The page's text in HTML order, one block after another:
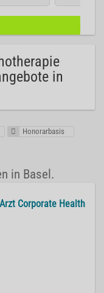
in
Honorarbasis
in Basel.
Cor­po­ra­te He­alth